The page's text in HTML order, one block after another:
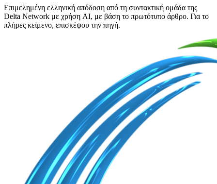
Επιμελημένη ελληνική απόδοση από τη συντακτική ομάδα της
Delta Network με χρήση AI, με βάση το πρωτότυπο άρθρο. Για το
πλήρες κείμενο, επισκέψου την πηγή.